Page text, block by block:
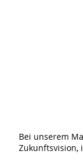
Bei unserem
Zukunftsvision,